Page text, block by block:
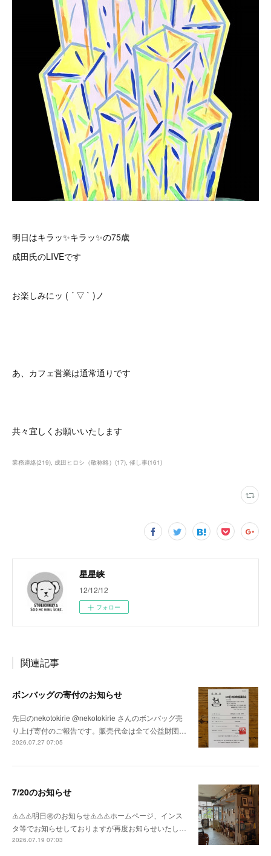
明日はキラッ✨キラッ✨の75歳
成田氏のLIVEです
お楽しみにッ ( ´ ▽ ` )ノ
あ、カフェ営業は通常通りです
共々宜しくお願いいたします
業務連絡(219) 成田ヒロシ（敬称略） (17) 催し事(161)
星星峡
12/12/12
フォロー
関連記事
ボンバッグの寄付のお知らせ
先日のnekotokirie @nekotokirie さんのボンバッグ売
り上げ寄付のご報告です。販売代金は全て公益財団…
2026.07.27 07:05
7/20のお知らせ
⚠️⚠️⚠️明日㊗️のお知らせ⚠️⚠️⚠️ホームページ、インス
タ等でお知らせしておりますが再度お知らせいたし…
2026.07.19 07:03